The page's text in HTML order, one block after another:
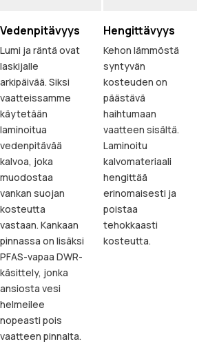
Vedenpitävyys
Lumi ja räntä ovat
laskijalle
arkipäivää. Siksi
vaatteissamme
käytetään
laminoitua
vedenpitävää
kalvoa, joka
muodostaa
vankan suojan
kosteutta
vastaan. Kankaan
pinnassa on lisäksi
PFAS-vapaa DWR-
käsittely, jonka
ansiosta vesi
helmeilee
nopeasti pois
vaatteen pinnalta.
Hengittävyys
Kehon lämmöstä
syntyvän
kosteuden on
päästävä
haihtumaan
vaatteen sisältä.
Laminoitu
kalvomateriaali
hengittää
erinomaisesti ja
poistaa
tehokkaasti
kosteutta.